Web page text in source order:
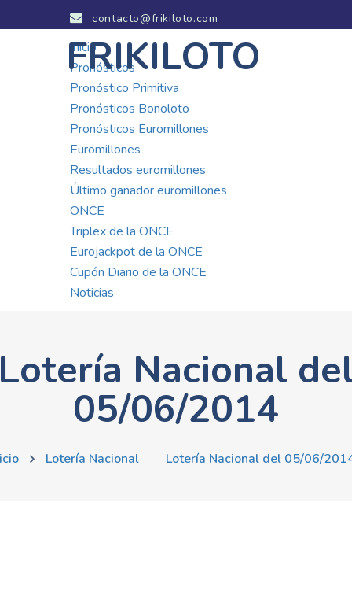
contacto@frikiloto.com
FRIKILOTO
Inicio
Pronósticos
Pronóstico Primitiva
Pronósticos Bonoloto
Pronósticos Euromillones
Euromillones
Resultados euromillones
Último ganador euromillones
ONCE
Triplex de la ONCE
Eurojackpot de la ONCE
Cupón Diario de la ONCE
Noticias
Nacional
05/06/2014
Lotería Nacional Lotería Nacional del 05/06/